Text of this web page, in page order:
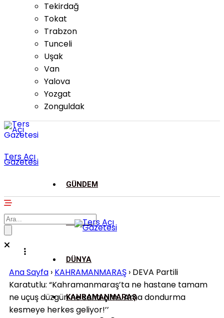
Tekirdağ
Tokat
Trabzon
Tunceli
Uşak
Van
Yalova
Yozgat
Zonguldak
Ters Açı
Gazetesi
GÜNDEM
ASAYİŞ
DÜNYA
KAHRAMANMARAŞ
Ana Sayfa › KAHRAMANMARAŞ › DEVA Partili
Karatutlu: “Kahramanmaraş’ta ne hastane tamam
ne uçuş düzgün ne saha çim… Ama dondurma
kesmeye herkes geliyor!’’